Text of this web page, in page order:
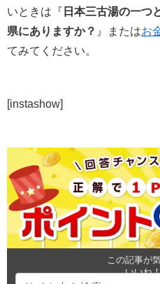
いときは『 日本三古湯の一つ
県にありますか？ 』またはお
てみてください。
[instashow]
この記事が
いいね